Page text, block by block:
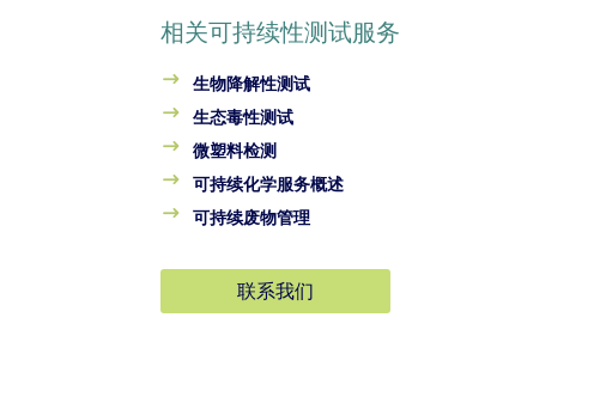
相关可持续性测试服务
生物降解性测试
生态毒性测试
微塑料检测
可持续化学服务概述
可持续废物管理
联系我们